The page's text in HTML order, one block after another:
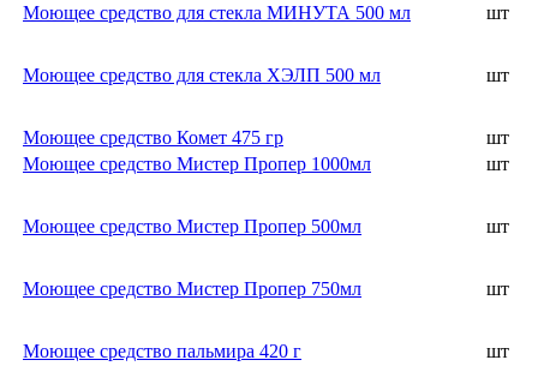
Моющее средство для стекла МИНУТА 500 мл шт
Моющее средство для стекла ХЭЛП 500 мл шт
Моющее средство Комет 475 гр
шт
Моющее средство Мистер Пропер 1000мл
шт
Моющее средство Мистер Пропер 500мл шт
Моющее средство Мистер Пропер 750мл шт
Моющее средство пальмира 420 г шт